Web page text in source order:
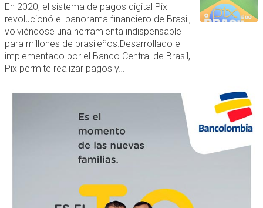
En 2020, el sistema de pagos digital Pix
revolucionó el panorama financiero de Brasil,
volviéndose una herramienta indispensable
para millones de brasileños.Desarrollado e
implementado por el Banco Central de Brasil,
Pix permite realizar pagos y…